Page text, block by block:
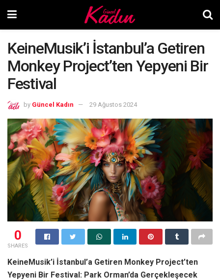
KeineMusik’i İstanbul’a Getiren
Monkey Project’ten Yepyeni Bir
Festival
by Güncel Kadın 29 Ağustos 2024
0
SHARES
KeineMusik’i İstanbul’a Getiren Monkey Project’ten
Yepyeni Bir Festival: Park Orman’da Gerçekleşecek